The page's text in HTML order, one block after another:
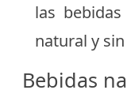
las
natural y
Bebidas